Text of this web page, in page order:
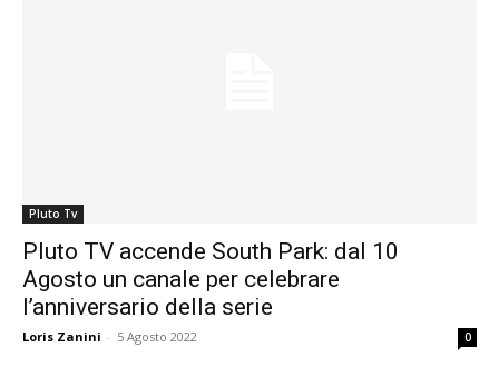
Pluto Tv
Pluto TV accende South Park: dal 10
Agosto un canale per celebrare
l’anniversario della serie
Loris Zanini - 5 Agosto 2022 0